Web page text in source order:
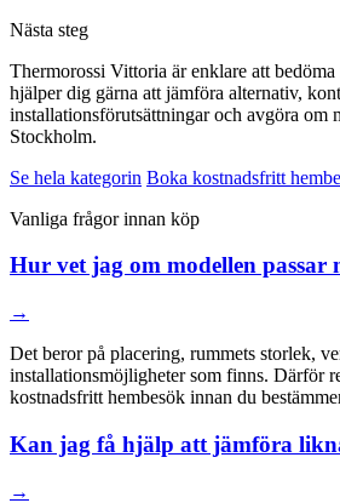
Nästa steg
Thermorossi Vittoria är enklare att
hjälper dig gärna att jämföra alternativ,
installationsförutsättningar och avgöra om
Stockholm.
Se hela kategorin Boka kostnadsfritt
Vanliga frågor innan köp
Hur vet jag om modellen passar
→
Det beror på placering, rummets storlek,
installationsmöjligheter som finns. Därför
kostnadsfritt hembesök innan du
Kan jag få hjälp att jämföra
→